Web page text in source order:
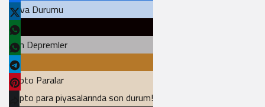
Hava Durumu
Son Depremler
Kripto Paralar
Kripto para piyasalarında son durum!